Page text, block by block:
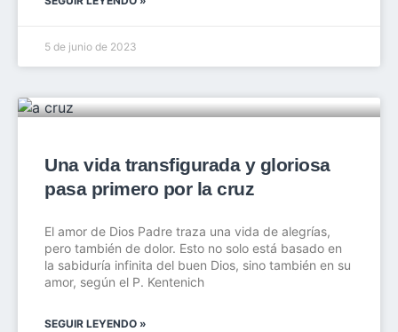
5 de junio de 2023
Una vida transfigurada y gloriosa
pasa primero por la cruz
El amor de Dios Padre traza una vida de alegrías,
pero también de dolor. Esto no solo está basado en
la sabiduría infinita del buen Dios, sino también en su
amor, según el P. Kentenich
SEGUIR LEYENDO »